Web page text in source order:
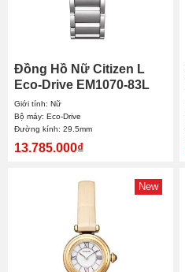
Đồng Hồ Nữ Citizen L
Eco-Drive EM1070-83L
29.5mm
Giới tính: Nữ
Bộ máy: Eco-Drive
Đường kính: 29.5mm
13.785.000₫
New